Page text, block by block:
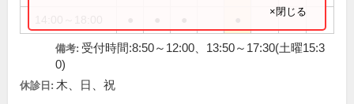
×閉じる
備考: 受付時間:8:50～12:00、13:50～17:30(土曜15:3
0)
休診日: 木、日、祝